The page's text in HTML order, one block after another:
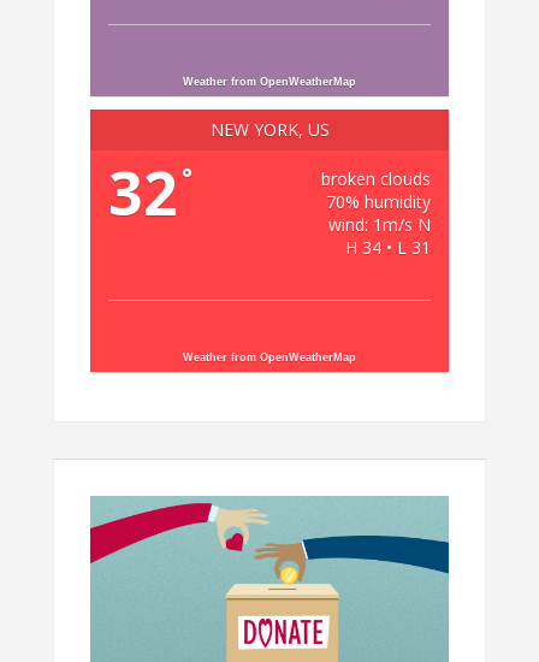
Weather from OpenWeatherMap
NEW YORK, US
32 °
broken clouds
70% humidity
wind: 1m/s N
H 34 • L 31
Weather from OpenWeatherMap